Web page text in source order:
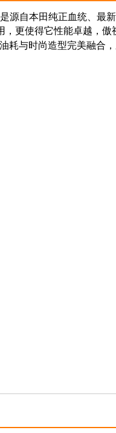
源自本田纯正血统、最
更使得它性能卓越，傲
耗与时尚造型完美融合